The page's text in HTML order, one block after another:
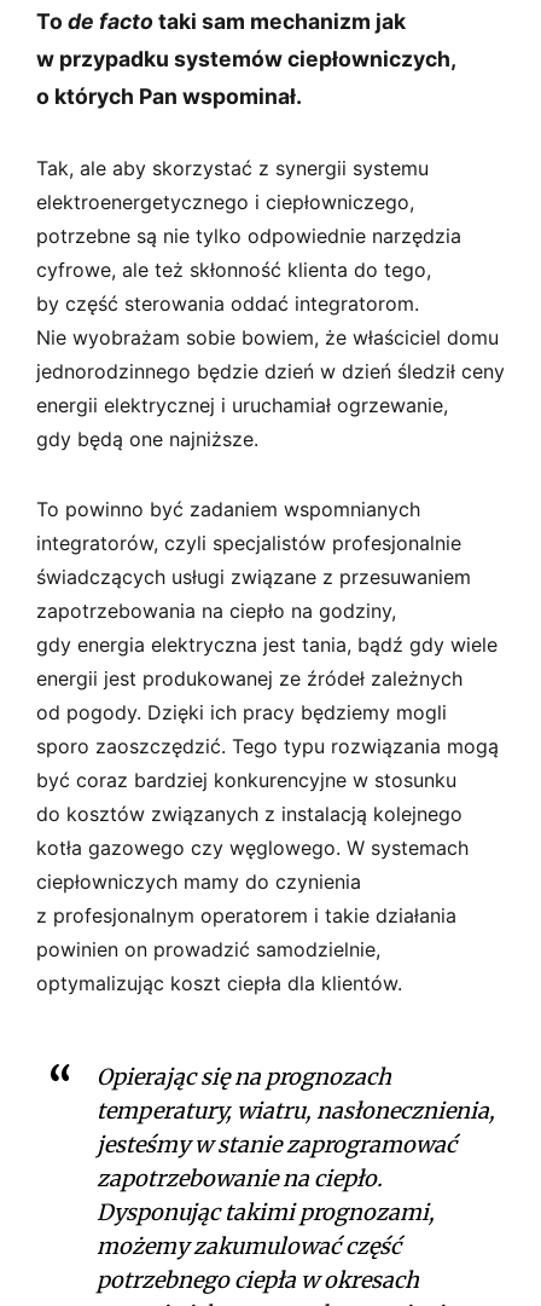
To de facto taki sam mechanizm jak
w przypadku systemów ciepłowniczych,
o których Pan wspominał.
Tak, ale aby skorzystać z synergii systemu
elektroenergetycznego i ciepłowniczego,
potrzebne są nie tylko odpowiednie narzędzia
cyfrowe, ale też skłonność klienta do tego,
by część sterowania oddać integratorom.
Nie wyobrażam sobie bowiem, że właściciel domu
jednorodzinnego będzie dzień w dzień śledził ceny
energii elektrycznej i uruchamiał ogrzewanie,
gdy będą one najniższe.
To powinno być zadaniem wspomnianych
integratorów, czyli specjalistów profesjonalnie
świadczących usługi związane z przesuwaniem
zapotrzebowania na ciepło na godziny,
gdy energia elektryczna jest tania, bądź gdy wiele
energii jest produkowanej ze źródeł zależnych
od pogody. Dzięki ich pracy będziemy mogli
sporo zaoszczędzić. Tego typu rozwiązania mogą
być coraz bardziej konkurencyjne w stosunku
do kosztów związanych z instalacją kolejnego
kotła gazowego czy węglowego. W systemach
ciepłowniczych mamy do czynienia
z profesjonalnym operatorem i takie działania
powinien on prowadzić samodzielnie,
optymalizując koszt ciepła dla klientów.
Opierając się na prognozach
temperatury, wiatru, nasłonecznienia,
jesteśmy w stanie zaprogramować
zapotrzebowanie na ciepło.
Dysponując takimi prognozami,
możemy zakumulować część
potrzebnego ciepła w okresach